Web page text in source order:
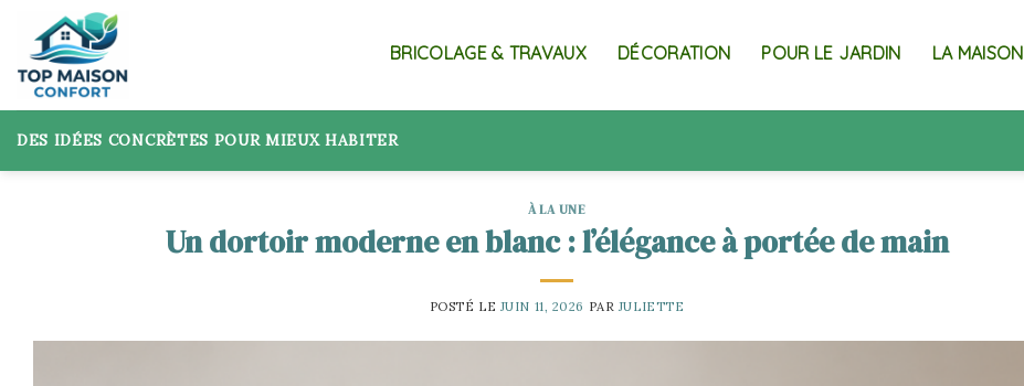
content
BRICOLAGE & TRAVAUX DÉCORATION POUR LE JARDIN LA MAISON
DES IDÉES CONCRÈTES POUR MIEUX HABITER
À LA UNE
Un dortoir moderne en blanc : l’élégance à portée de main
POSTÉ LE JUIN 11, 2026 PAR JULIETTE